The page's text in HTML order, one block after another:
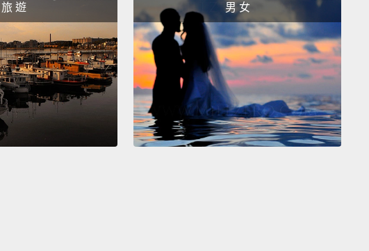
生。
And then he was, like, oh my God!
然後他真的，就是，我的天哪!
Oh my God.
旅 遊 男 女